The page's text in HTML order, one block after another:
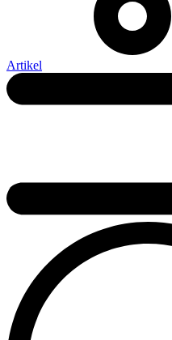
Artikel